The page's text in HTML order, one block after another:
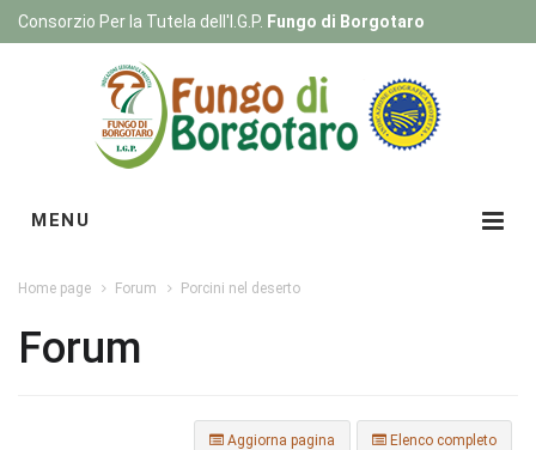
Consorzio Per la Tutela dell'I.G.P. Fungo di Borgotaro
MENU
Home page Forum Porcini nel deserto
Forum
Elenco completo
Aggiorna pagina